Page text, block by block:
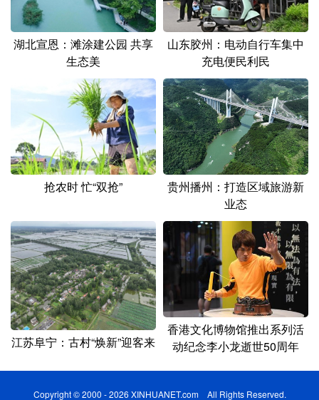
Deutsch Português
湖北宣恩：滩涂建公园 共享
生态美
山东胶州：电动自行车集中
充电便民利民
抢农时 忙“双抢”
贵州播州：打造区域旅游新
业态
江苏阜宁：古村“焕新”迎客来
香港文化博物馆推出系列活
动纪念李小龙逝世50周年
Copyright © 2000 - 2026 XINHUANET.com All Rights Reserved.